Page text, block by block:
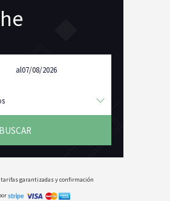
al
BUSCAR
tarifas garantizadas y confirmación